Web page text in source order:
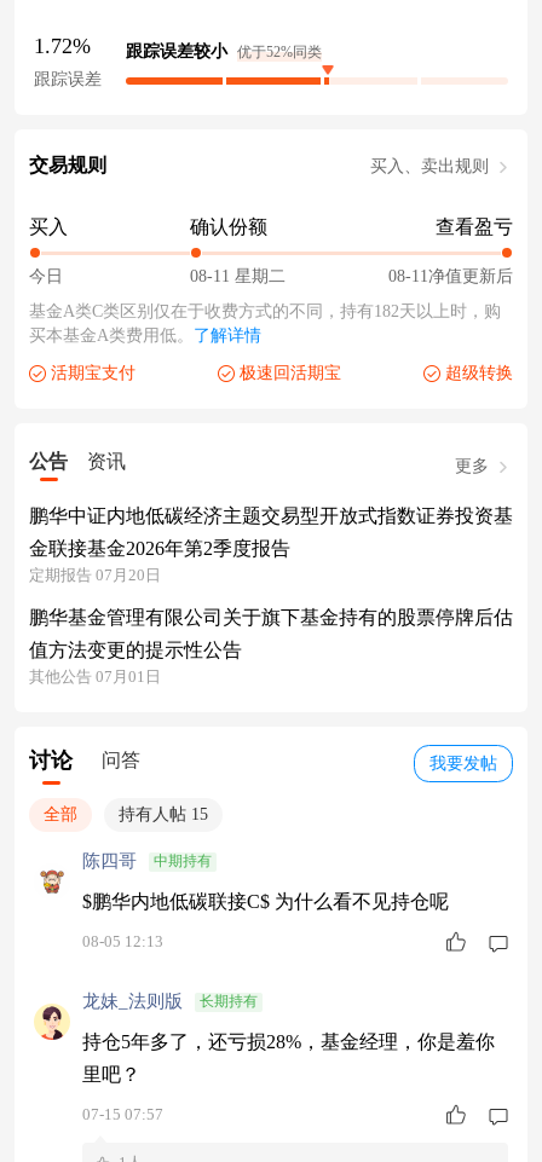
1.72%
跟踪误差
跟踪误差较小 优于52%同类
交易规则 买入、卖出规则
买入
今日
确认份额
08-11 星期二
查看盈亏
08-11净值更新后
基金A类C类区别仅在于收费方式的不同，持有182天以上时，购
买本基金A类费用低。 了解详情
活期宝支付 极速回活期宝 超级转换
公告 资讯 更多
鹏华中证内地低碳经济主题交易型开放式指数证券投资基
金联接基金2026年第2季度报告
定期报告 07月20日
鹏华基金管理有限公司关于旗下基金持有的股票停牌后估
值方法变更的提示性公告
其他公告 07月01日
我要发帖
讨论 问答
全部 持有人帖 15
陈四哥 中期持有
$鹏华内地低碳联接C$ 为什么看不见持仓呢
08-05 12:13
龙妹_法则版 长期持有
持仓5年多了，还亏损28%，基金经理，你是羞你
里吧？
07-15 07:57